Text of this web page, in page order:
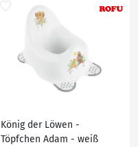
König der Löwen -
Töpfchen Adam - weiß